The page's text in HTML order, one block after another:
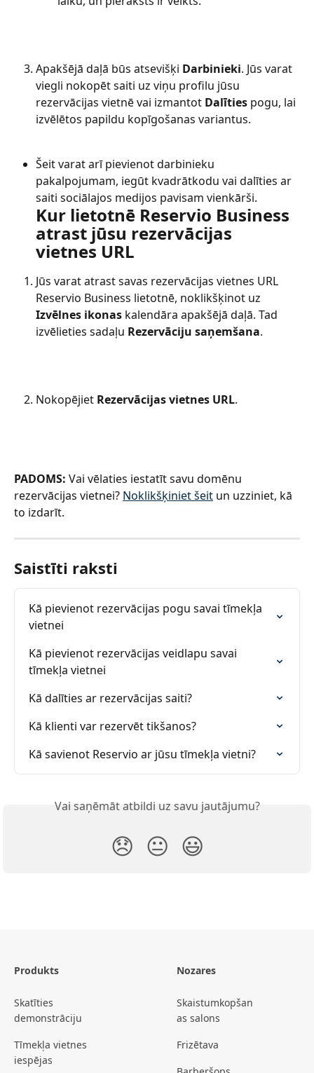
Apakšējā daļā būs atsevišķi Darbinieki. Jūs varat
viegli nokopēt saiti uz viņu profilu jūsu
rezervācijas vietnē vai izmantot Dalīties pogu, lai
izvēlētos papildu kopīgošanas variantus.
Šeit varat arī pievienot darbinieku
pakalpojumam, iegūt kvadrātkodu vai dalīties ar
saiti sociālajos medijos pavisam vienkārši.
Kur lietotnē Reservio Business
atrast jūsu rezervācijas
vietnes URL
Jūs varat atrast savas rezervācijas vietnes URL
Reservio Business lietotnē, noklikšķinot uz
Izvēlnes ikonas kalendāra apakšējā daļā. Tad
izvēlieties sadaļu Rezervāciju saņemšana.
Nokopējiet Rezervācijas vietnes URL.
PADOMS: Vai vēlaties iestatīt savu domēnu
rezervācijas vietnei? Noklikšķiniet šeit un uzziniet, kā
to izdarīt.
Saistīti raksti
Kā pievienot rezervācijas pogu savai tīmekļa
vietnei
Kā pievienot rezervācijas veidlapu savai
tīmekļa vietnei
Kā dalīties ar rezervācijas saiti?
Kā klienti var rezervēt tikšanos?
Kā savienot Reservio ar jūsu tīmekļa vietni?
Vai saņēmāt atbildi uz savu jautājumu?
😞 😐 😃
Produkts
Skatīties
demonstrāciju
Tīmekļa vietnes
iespējas
Nozares
Skaistumkopšan
as salons
Frizētava